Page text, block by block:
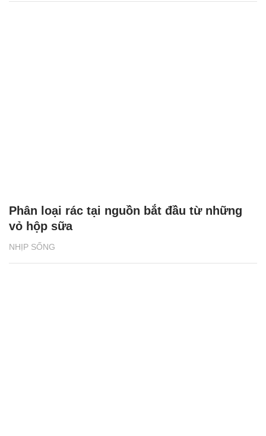
NHỊP SỐNG
Phân loại rác tại nguồn bắt đầu từ những
vỏ hộp sữa